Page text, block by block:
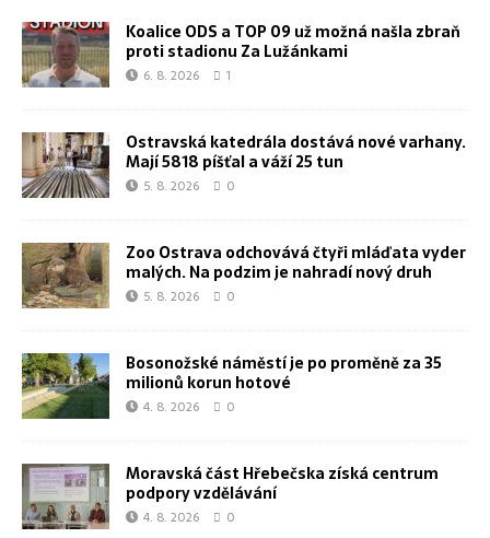
Koalice ODS a TOP 09 už možná našla zbraň
proti stadionu Za Lužánkami
6. 8. 2026 1
Ostravská katedrála dostává nové varhany.
Mají 5818 píšťal a váží 25 tun
5. 8. 2026 0
Zoo Ostrava odchovává čtyři mláďata vyder
malých. Na podzim je nahradí nový druh
5. 8. 2026 0
Bosonožské náměstí je po proměně za 35
milionů korun hotové
4. 8. 2026 0
Moravská část Hřebečska získá centrum
podpory vzdělávání
4. 8. 2026 0